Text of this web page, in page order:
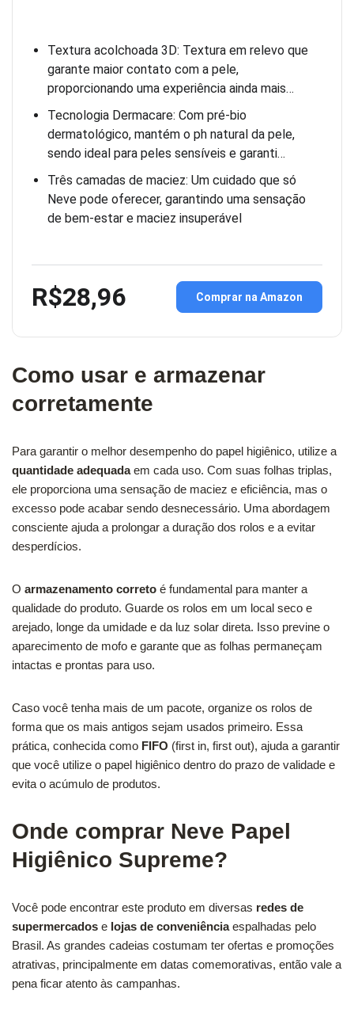
Textura acolchoada 3D: Textura em relevo que
garante maior contato com a pele,
proporcionando uma experiência ainda mais…
Tecnologia Dermacare: Com pré-bio
dermatológico, mantém o ph natural da pele,
sendo ideal para peles sensíveis e garanti…
Três camadas de maciez: Um cuidado que só
Neve pode oferecer, garantindo uma sensação
de bem-estar e maciez insuperável
R$28,96 Comprar na Amazon
Como usar e armazenar
corretamente
Para garantir o melhor desempenho do papel higiênico, utilize a
quantidade adequadaem cada uso. Com suas folhas triplas,
ele proporciona uma sensação de maciez e eficiência, mas o
excesso pode acabar sendo desnecessário. Uma abordagem
consciente ajuda a prolongar a duração dos rolos e a evitar
desperdícios.
O armazenamento correto é fundamental para manter a
qualidade do produto. Guarde os rolos em um local seco e
arejado, longe da umidade e da luz solar direta. Isso previne o
aparecimento de mofo e garante que as folhas permaneçam
intactas e prontas para uso.
Caso você tenha mais de um pacote, organize os rolos de
forma que os mais antigos sejam usados primeiro. Essa
prática, conhecida como FIFO (first in, first out), ajuda a garantir
que você utilize o papel higiênico dentro do prazo de validade e
evita o acúmulo de produtos.
Onde comprar Neve Papel
Higiênico Supreme?
Você pode encontrar este produto em diversas redes de
supermercados e lojas de conveniênciaespalhadas pelo
Brasil. As grandes cadeias costumam ter ofertas e promoções
atrativas, principalmente em datas comemorativas, então vale a
pena ficar atento às campanhas.